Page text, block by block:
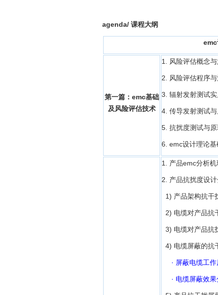
agenda/ 课程大纲
emc
第一篇：emc基础
及风险评估技术
1. 风险评估概念
2. 风险评估程序
3. 辐射发射测试
4. 传导发射测试
5. 抗扰度测试与
6. emc设计理论基
1. 产品emc分析机
2. 产品抗扰度设
1) 产品架构抗干
2) 电缆对产品抗
3) 电缆对产品抗
4) 电缆屏蔽的抗
· 屏蔽电缆工
· 电缆屏蔽效果